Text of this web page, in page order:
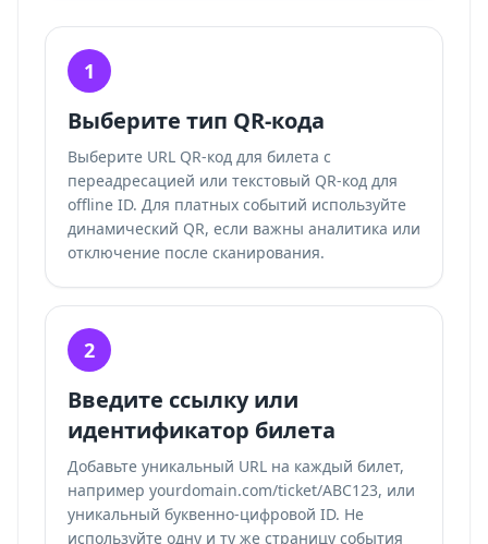
1
Выберите тип QR-кода
Выберите URL QR-код для билета с
переадресацией или текстовый QR-код для
offline ID. Для платных событий используйте
динамический QR, если важны аналитика или
отключение после сканирования.
2
Введите ссылку или
идентификатор билета
Добавьте уникальный URL на каждый билет,
например yourdomain.com/ticket/ABC123, или
уникальный буквенно-цифровой ID. Не
используйте одну и ту же страницу события